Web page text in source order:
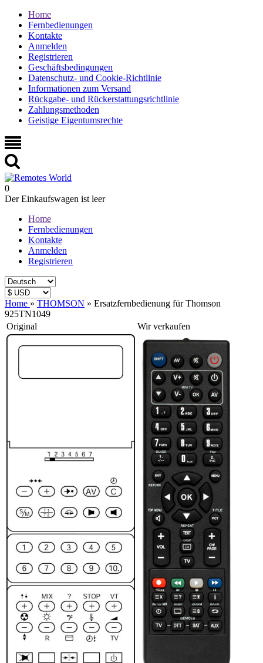
Home
Fernbedienungen
Kontakte
Anmelden
Registrieren
Geschäftsbedingungen
Datenschutz- und Cookie-Richtlinie
Informationen zum Versand
Rückgabe- und Rückerstattungsrichtlinie
Zahlungsmethoden
Geistige Eigentumsrechte
0
Der Einkaufswagen ist leer
Home
Fernbedienungen
Kontakte
Anmelden
Registrieren
Home » THOMSON » Ersatzfernbedienung für Thomson
925TN1049
Original
Wir verkaufen